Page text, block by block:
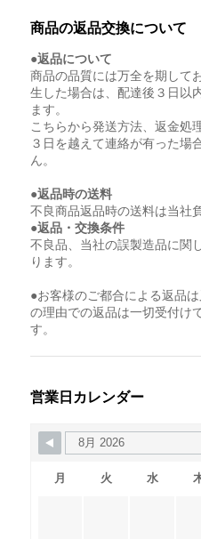
商品の返品交換について
●返品について
商品の品質には万全を期して
生した場合は、配達後３日以
ます。
こちらから発送方法、返金処
３日を越えて連絡が有った場
ん。
●返品時の送料
不良商品返品時の送料は当社
●返品・交換条件
不良品、当社の誤製造品に関
ります。
●お客様のご都合による返品
の理由での返品は一切受付け
す。
営業日カレンダー
月 火 水